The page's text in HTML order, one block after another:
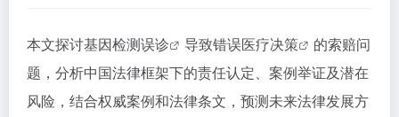
本文探讨基因检测误诊 导致错误医疗决策
的索赔问
题，分析中国法律框架下的责任认定、案例举证及潜在
风险，结合权威案例和法律条文，预测未来法律发展方